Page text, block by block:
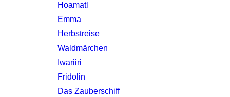
Hoamatl
Emma
Herbstreise
Waldmärchen
Iwariiri
Fridolin
Das Zauberschiff